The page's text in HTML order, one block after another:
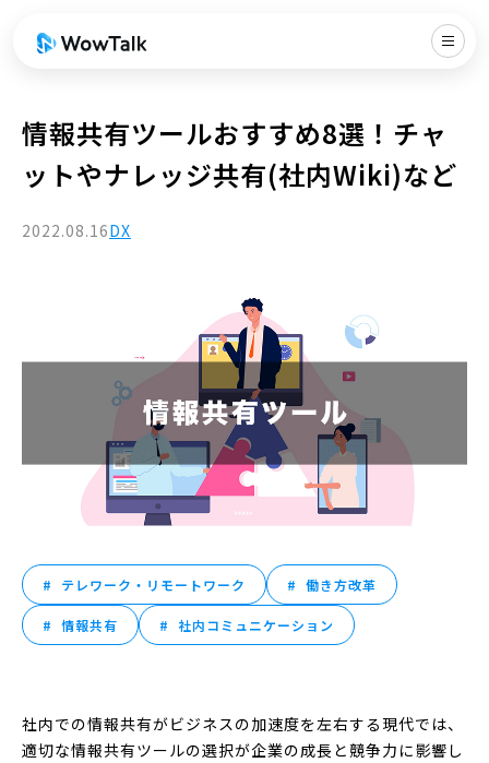
情報共有ツールおすすめ8選！チャ
ットやナレッジ共有(社内Wiki)など
2022.08.16DX
テレワーク・リモートワーク 働き方改革
情報共有 社内コミュニケーション
社内での情報共有がビジネスの加速度を左右する現代では、
適切な情報共有ツールの選択が企業の成長と競争力に影響し